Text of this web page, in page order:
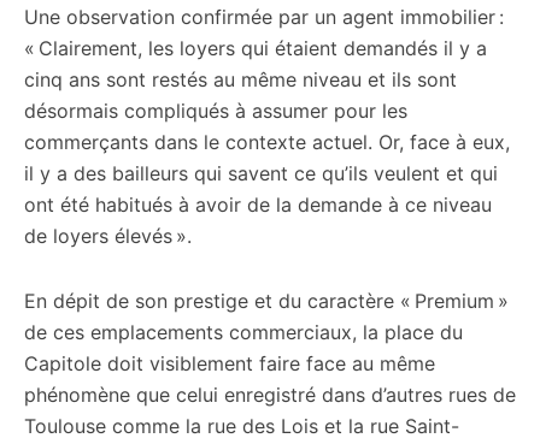
Une observation confirmée par un agent immobilier :
« Clairement, les loyers qui étaient demandés il y a
cinq ans sont restés au même niveau et ils sont
désormais compliqués à assumer pour les
commerçants dans le contexte actuel. Or, face à eux,
il y a des bailleurs qui savent ce qu’ils veulent et qui
ont été habitués à avoir de la demande à ce niveau
de loyers élevés ».
En dépit de son prestige et du caractère « Premium »
de ces emplacements commerciaux, la place du
Capitole doit visiblement faire face au même
phénomène que celui enregistré dans d’autres rues de
Toulouse comme la rue des Lois et la rue Saint-